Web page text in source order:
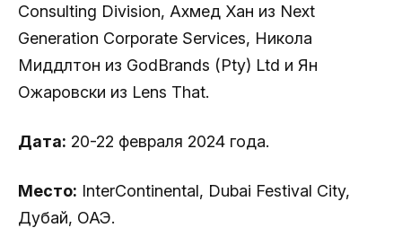
Consulting Division, Ахмед Хан из Next
Generation Corporate Services, Никола
Миддлтон из GodBrands (Pty) Ltd и Ян
Ожаровски из Lens That.
Дата: 20-22 февраля 2024 года.
Место: InterContinental, Dubai Festival City,
Дубай, ОАЭ.